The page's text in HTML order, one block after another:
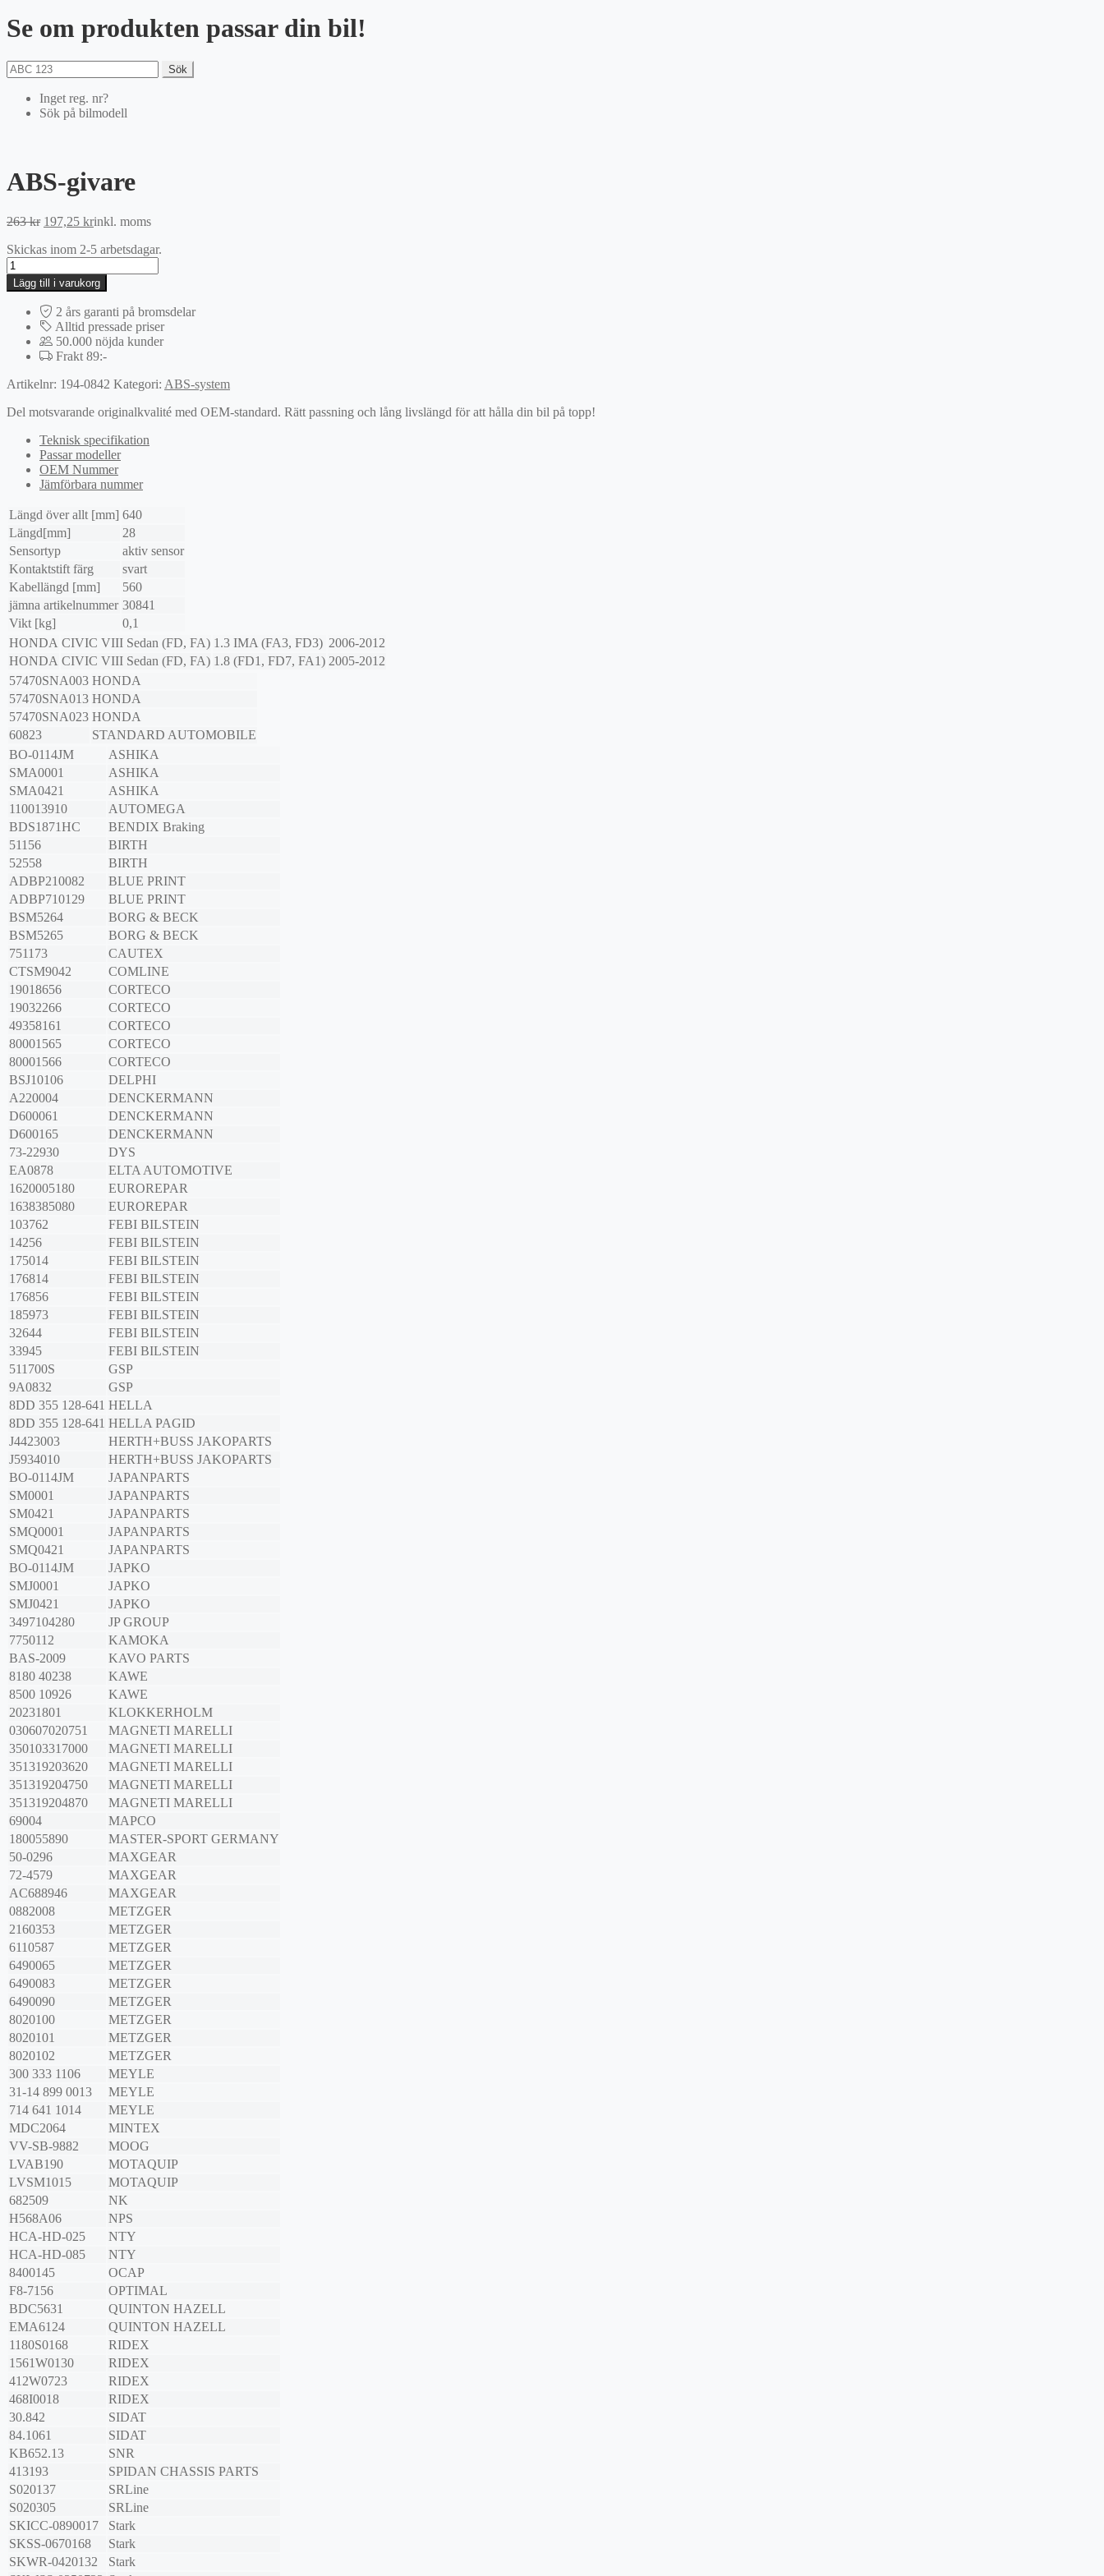
Se om produkten passar din bil!
Sök
Inget reg. nr?
Sök på bilmodell
ABS-givare
263kr Det
priset
263 kr.
197,25 krDet
priset
197,25 kr.
inkl. moms
Skickas inom 2-5 arbetsdagar.
ABS-
givare
mängd
Lägg till i varukorg
2 års garanti på bromsdelar
Alltid pressade priser
50.000 nöjda kunder
Frakt 89:-
Artikelnr: 194-0842 Kategori: ABS-system
Del motsvarande originalkvalité med OEM-standard. Rätt passning och lång livslängd för att hålla din bil på topp!
Teknisk specifikation
Passar modeller
OEM Nummer
Jämförbara nummer
Längd över allt [mm] 640
Längd[mm]
28
Sensortyp
aktiv sensor
Kontaktstift färg
svart
Kabellängd [mm]
560
jämna artikelnummer 30841
Vikt [kg]
0,1
HONDA CIVIC VIII Sedan (FD, FA) 1.3 IMA (FA3, FD3) 2006-2012
HONDA CIVIC VIII Sedan (FD, FA) 1.8 (FD1, FD7, FA1) 2005-2012
57470SNA003 HONDA
57470SNA013 HONDA
57470SNA023 HONDA
60823
STANDARD AUTOMOBILE
BO-0114JM
ASHIKA
SMA0001
ASHIKA
SMA0421
ASHIKA
110013910
AUTOMEGA
BDS1871HC
BENDIX Braking
51156
BIRTH
52558
BIRTH
ADBP210082
BLUE PRINT
ADBP710129
BLUE PRINT
BSM5264
BORG & BECK
BSM5265
BORG & BECK
751173
CAUTEX
CTSM9042
COMLINE
19018656
CORTECO
19032266
CORTECO
49358161
CORTECO
80001565
CORTECO
80001566
CORTECO
BSJ10106
DELPHI
A220004
DENCKERMANN
D600061
DENCKERMANN
D600165
DENCKERMANN
73-22930
DYS
EA0878
ELTA AUTOMOTIVE
1620005180
EUROREPAR
1638385080
EUROREPAR
103762
FEBI BILSTEIN
14256
FEBI BILSTEIN
175014
FEBI BILSTEIN
176814
FEBI BILSTEIN
176856
FEBI BILSTEIN
185973
FEBI BILSTEIN
32644
FEBI BILSTEIN
33945
FEBI BILSTEIN
511700S
GSP
9A0832
GSP
8DD 355 128-641 HELLA
8DD 355 128-641 HELLA PAGID
J4423003
HERTH+BUSS JAKOPARTS
J5934010
HERTH+BUSS JAKOPARTS
BO-0114JM
JAPANPARTS
SM0001
JAPANPARTS
SM0421
JAPANPARTS
SMQ0001
JAPANPARTS
SMQ0421
JAPANPARTS
BO-0114JM
JAPKO
SMJ0001
JAPKO
SMJ0421
JAPKO
3497104280
JP GROUP
7750112
KAMOKA
BAS-2009
KAVO PARTS
8180 40238
KAWE
8500 10926
KAWE
20231801
KLOKKERHOLM
030607020751
MAGNETI MARELLI
350103317000
MAGNETI MARELLI
351319203620
MAGNETI MARELLI
351319204750
MAGNETI MARELLI
351319204870
MAGNETI MARELLI
69004
MAPCO
180055890
MASTER-SPORT GERMANY
50-0296
MAXGEAR
72-4579
MAXGEAR
AC688946
MAXGEAR
0882008
METZGER
2160353
METZGER
6110587
METZGER
6490065
METZGER
6490083
METZGER
6490090
METZGER
8020100
METZGER
8020101
METZGER
8020102
METZGER
300 333 1106
MEYLE
31-14 899 0013
MEYLE
714 641 1014
MEYLE
MDC2064
MINTEX
VV-SB-9882
MOOG
LVAB190
MOTAQUIP
LVSM1015
MOTAQUIP
682509
NK
H568A06
NPS
HCA-HD-025
NTY
HCA-HD-085
NTY
8400145
OCAP
F8-7156
OPTIMAL
BDC5631
QUINTON HAZELL
EMA6124
QUINTON HAZELL
1180S0168
RIDEX
1561W0130
RIDEX
412W0723
RIDEX
468I0018
RIDEX
30.842
SIDAT
84.1061
SIDAT
KB652.13
SNR
413193
SPIDAN CHASSIS PARTS
S020137
SRLine
S020305
SRLine
SKICC-0890017
Stark
SKSS-0670168
Stark
SKWR-0420132
Stark